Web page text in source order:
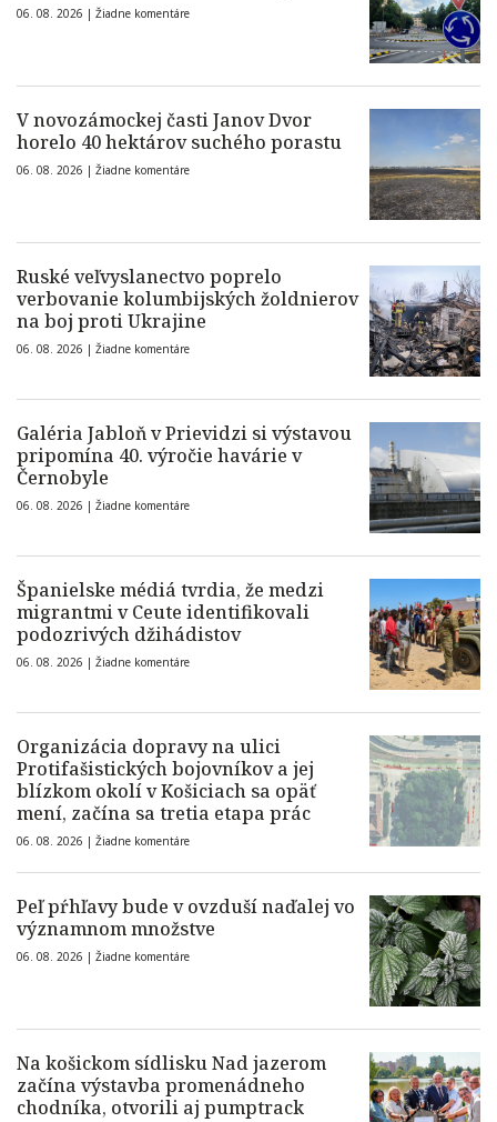
06. 08. 2026 | Žiadne komentáre
V novozámockej časti Janov Dvor
horelo 40 hektárov suchého porastu
06. 08. 2026 | Žiadne komentáre
Ruské veľvyslanectvo poprelo
verbovanie kolumbijských žoldnierov
na boj proti Ukrajine
06. 08. 2026 | Žiadne komentáre
Galéria Jabloň v Prievidzi si výstavou
pripomína 40. výročie havárie v
Černobyle
06. 08. 2026 | Žiadne komentáre
Španielske médiá tvrdia, že medzi
migrantmi v Ceute identifikovali
podozrivých džihádistov
06. 08. 2026 | Žiadne komentáre
Organizácia dopravy na ulici
Protifašistických bojovníkov a jej
blízkom okolí v Košiciach sa opäť
mení, začína sa tretia etapa prác
06. 08. 2026 | Žiadne komentáre
Peľ pŕhľavy bude v ovzduší naďalej vo
významnom množstve
06. 08. 2026 | Žiadne komentáre
Na košickom sídlisku Nad jazerom
začína výstavba promenádneho
chodníka, otvorili aj pumptrack